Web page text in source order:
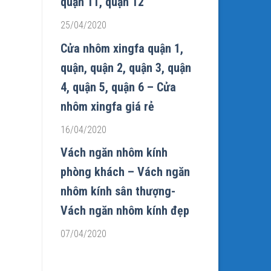
25/04/2020
Cửa nhôm xingfa quận 1,
quận, quận 2, quận 3, quận
4, quận 5, quận 6 – Cửa
nhôm xingfa giá rẻ
16/04/2020
Vách ngăn nhôm kính
phòng khách – Vách ngăn
nhôm kính sân thượng-
Vách ngăn nhôm kính đẹp
07/04/2020